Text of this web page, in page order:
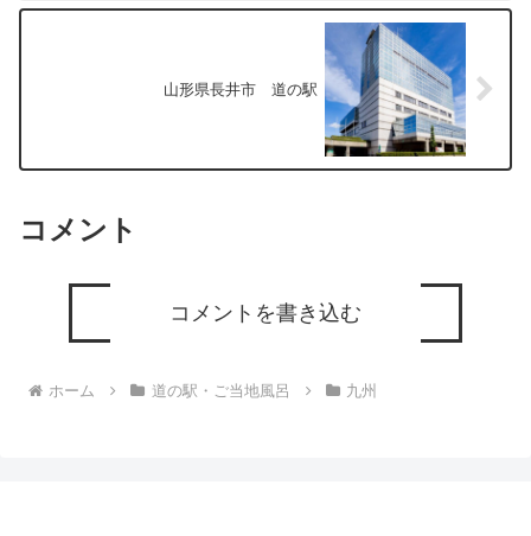
山形県長井市 道の駅
コメント
コメントを書き込む
ホーム 道の駅・ご当地風呂 九州